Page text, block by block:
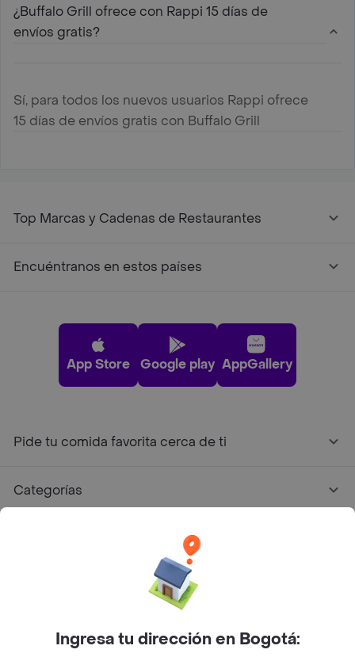
¿Buffalo Grill ofrece con Rappi 15 días de
envíos gratis?
Sí, para todos los nuevos usuarios Rappi ofrece
15 días de envíos gratis con Buffalo Grill
Top Marcas y Cadenas de Restaurantes
Encuéntranos en estos países
App Store Google play AppGallery
Pide tu comida favorita cerca de ti
Categorías
Facebook
Twitter
Instagram
Ingresa tu dirección en Bogotá: